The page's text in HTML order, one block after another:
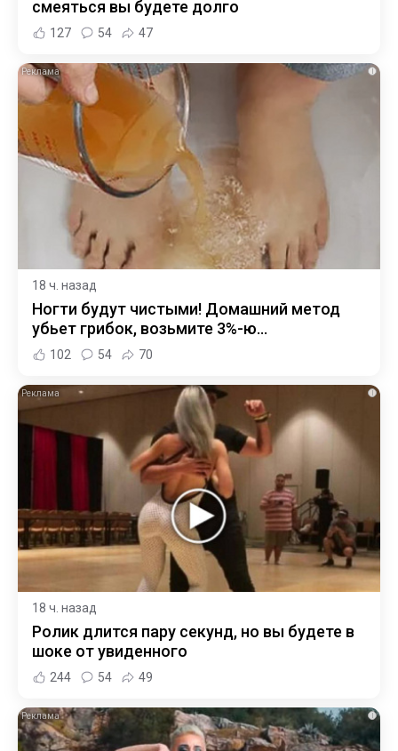
смеяться вы будете долго
127 54 47
i
18 ч. назад
Ногти будут чистыми! Домашний метод
убьет грибок, возьмите 3%-ю…
102 54 70
i
18 ч. назад
Ролик длится пару секунд, но вы будете в
шоке от увиденного
244 54 49
i